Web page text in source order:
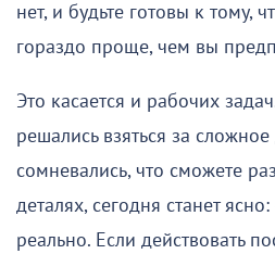
нет, и будьте готовы к тому,
гораздо проще, чем вы
Это касается и рабочих
решались взяться за
сомневались, что сможете
деталях, сегодня станет
реально. Если действовать